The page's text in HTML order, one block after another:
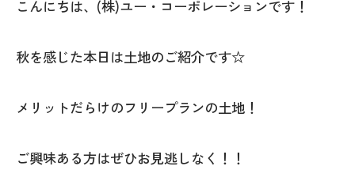
こんにちは、(株)ユー・コーポレーションです！
秋を感じた本日は土地のご紹介です☆
メリットだらけのフリープランの土地！
ご興味ある方はぜひお見逃しなく！！